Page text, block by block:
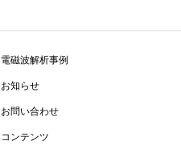
電磁波解析事例
お知らせ
お問い合わせ
コンテンツ